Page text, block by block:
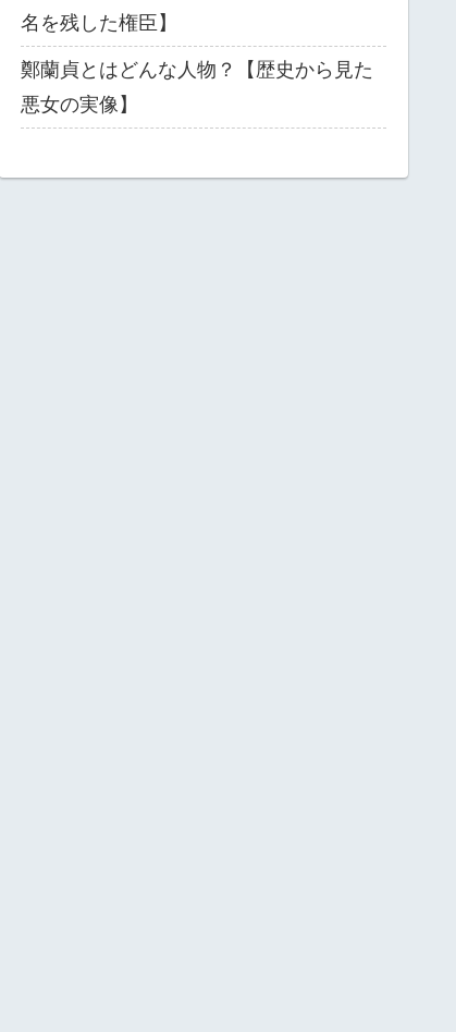
名を残した権臣】
鄭蘭貞とはどんな人物？【歴史から見た
悪女の実像】